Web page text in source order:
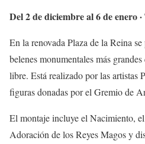
Del 2 de diciembre al 6 de enero
En la renovada Plaza de la Reina
belenes monumentales más
libre. Está realizado por las artistas
figuras donadas por el Gremio de
El montaje incluye el Nacimiento,
Adoración de los Reyes Magos y